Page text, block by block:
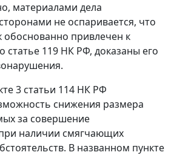
материалами дела
не оспаривается, что
обоснованно привлечен к
статье 119 НК РФ, доказаны его
3 статьи 114 НК РФ
снижения размера
за совершение
наличии смягчающих
В названном пункте